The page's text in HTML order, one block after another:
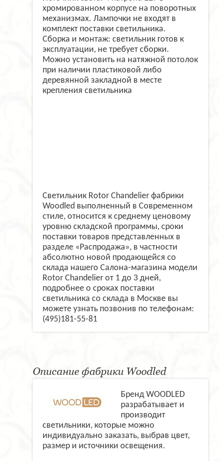
хромированном корпусе на поворотных
механизмах. Лампочки не входят в
комплект поставки светильника.
Сборка и монтаж: светильник готов к
эксплуатации, не требует сборки.
Можно установить на натяжной потолок
при наличии пластиковой либо
деревянной закладной в месте
крепления светильника
Светильник Rotor Chandelier фабрики
Woodled выполненный в Современном
стиле, относится к среднему ценовому
уровню складской программы, сроки
поставки товаров представленных в
разделе «Распродажа», в частности
абсолютно новой продающейся со
склада нашего Салона-магазина модели
Rotor Chandelier от 1 до 3 дней,
подробнее о сроках поставки
светильника со склада в Москве вы
можете узнать позвонив по телефонам:
(495)181-55-81
Описание фабрики Woodled
Бренд WOODLED
разрабатывает и
производит
светильники, которые можно
индивидуально заказать, выбрав цвет,
размер и источники освещения.